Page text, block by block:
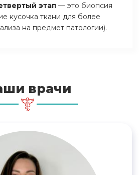
этап — это биопсия
кусочка ткани для более
на предмет патологии).
врачи